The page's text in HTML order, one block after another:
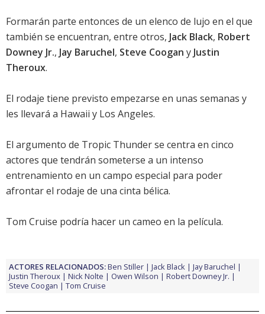
Formarán parte entonces de un elenco de lujo en el que
también se encuentran, entre otros, Jack Black, Robert
Downey Jr., Jay Baruchel, Steve Coogan y Justin
Theroux.
El rodaje tiene previsto empezarse en unas semanas y
les llevará a Hawaii y Los Angeles.
El argumento de Tropic Thunderse centra en cinco
actores que tendrán someterse a un intenso
entrenamiento en un campo especial para poder
afrontar el rodaje de una cinta bélica.
Tom Cruise podría hacer un cameo en la película.
ACTORES RELACIONADOS:Ben Stiller Jack Black
Jay Baruchel
Justin Theroux
Nick Nolte Owen Wilson
Robert Downey Jr.
Steve Coogan
Tom Cruise